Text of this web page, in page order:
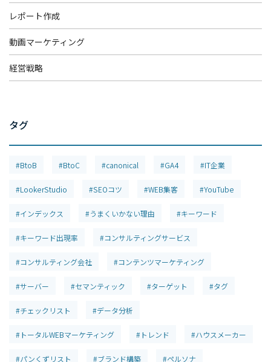
レポート作成
動画マーケティング
経営戦略
タグ
#BtoB #BtoC #canonical #GA4 #IT企業
#LookerStudio #SEOコツ #WEB集客 #YouTube
#インデックス #うまくいかない理由 #キーワード
#キーワード出現率 #コンサルティングサービス
#コンサルティング会社 #コンテンツマーケティング
#サーバー #セマンティック #ターゲット #タグ
#チェックリスト #データ分析
#トータルWEBマーケティング #トレンド #ハウスメーカー
#パンくずリスト #ブランド構築 #ペルソナ